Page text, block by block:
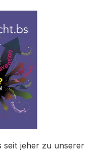
seit jeher zu unserer